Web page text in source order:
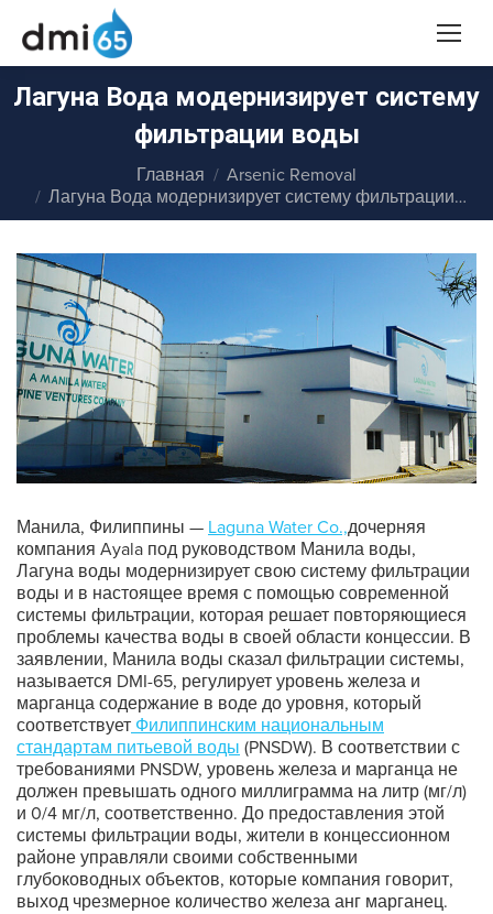
Лагуна Вода модернизирует систему
фильтрации воды
Главная
Arsenic Removal
Лагуна Вода модернизирует систему фильтрации…
Манила, Филиппины — Laguna Water Co.,дочерняя
компания Ayala под руководством Манила воды,
Лагуна воды модернизирует свою систему фильтрации
воды и в настоящее время с помощью современной
системы фильтрации, которая решает повторяющиеся
проблемы качества воды в своей области концессии. В
заявлении, Манила воды сказал фильтрации системы,
называется DMI-65, регулирует уровень железа и
марганца содержание в воде до уровня, который
соответствует Филиппинским национальным
стандартам питьевой воды (PNSDW). В соответствии с
требованиями PNSDW, уровень железа и марганца не
должен превышать одного миллиграмма на литр (мг/л)
и 0/4 мг/л, соответственно. До предоставления этой
системы фильтрации воды, жители в концессионном
районе управляли своими собственными
глубоководных объектов, которые компания говорит,
выход чрезмерное количество железа анг марганец.